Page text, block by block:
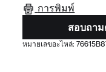
การพิมพ์
สอบถา
หมายเลขอะไหล่: